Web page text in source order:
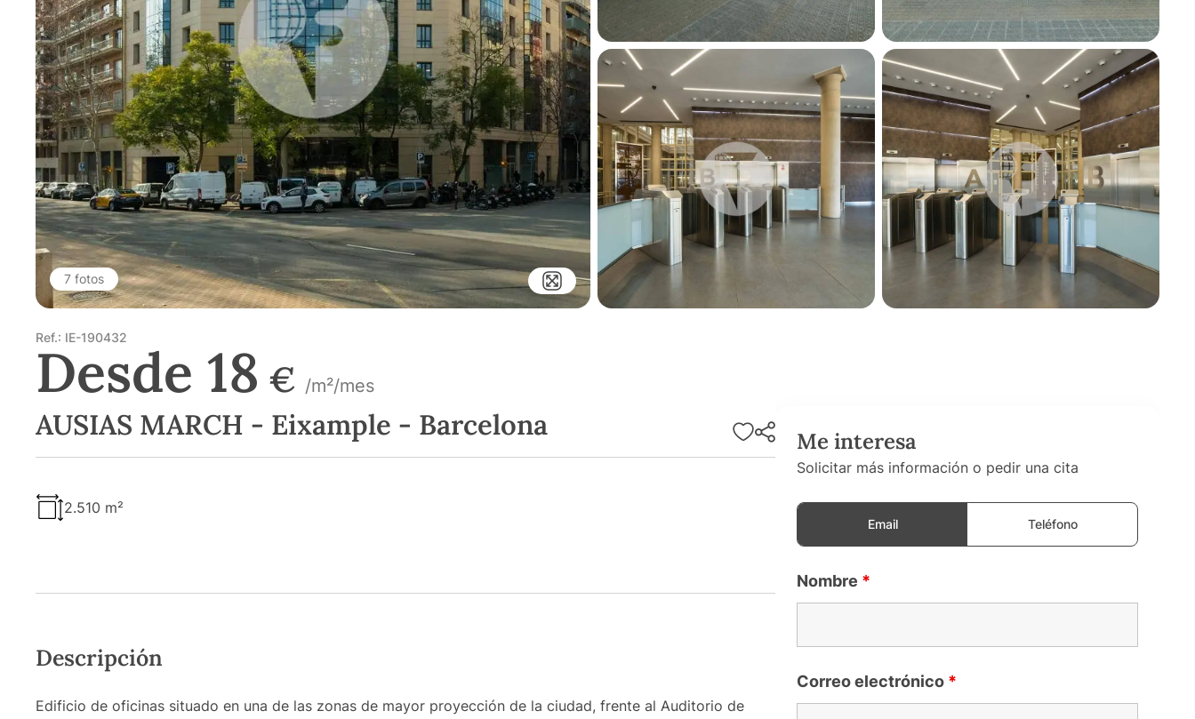
7 fotos
Ref.: IE-190432
Desde 18 € /m²/mes
AUSIAS MARCH - Eixample - Barcelona
2.510 m²
Descripción
Edificio de oficinas situado en una de las zonas de mayor proyección de la ciudad, frente al Auditorio de
Me interesa
Solicitar más información o pedir una cita
Email Teléfono
Nombre *
Correo electrónico *